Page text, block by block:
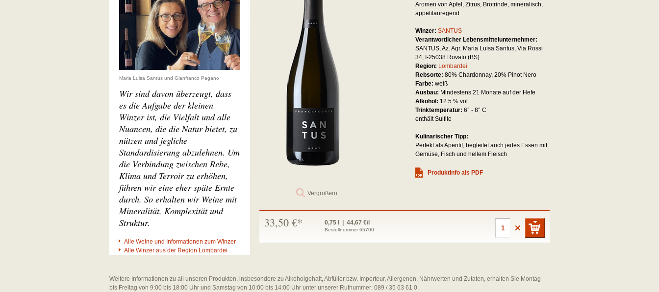
Vergrößern
Aromen von Apfel, Zitrus, Brotrinde, mineralisch,
appetitanregend
Winzer: SANTUS
Verantwortlicher Lebensmittelunternehmer:
SANTUS, Az. Agr. Maria Luisa Santus, Via Rossi
34, I-25038 Rovato (BS)
Region: Lombardei
Rebsorte: 80% Chardonnay, 20% Pinot Nero
Farbe: weiß
Ausbau: Mindestens 21 Monate auf der Hefe
Alkohol: 12.5 % vol
Trinktemperatur: 6° - 8° C
enthält Sulfite
Kulinarischer Tipp:
Perfekt als Aperitif, begleitet auch jedes Essen mit
Gemüse, Fisch und hellem Fleisch
Produktinfo als PDF
33,50 €* 0,75 l | 44,67 €/l
Bestellnummer 65700
Maria Luisa Santus und Gianfranco Pagano
Wir sind davon überzeugt, dass
es die Aufgabe der kleinen
Winzer ist, die Vielfalt und alle
Nuancen, die die Natur bietet, zu
nützen und jegliche
Standardisierung abzulehnen. Um
die Verbindung zwischen Rebe,
Klima und Terroir zu erhöhen,
führen wir eine eher späte Ernte
durch. So erhalten wir Weine mit
Mineralität, Komplexität und
Struktur.
Alle Weine und Informationen zum Winzer
Alle Winzer aus der Region Lombardei
Weitere Informationen zu all unseren Produkten, insbesondere zu Alkoholgehalt, Abfüller bzw. Importeur, Allergenen, Nährwerten und Zutaten, erhalten Sie Montag
bis Freitag von 9:00 bis 18:00 Uhr und Samstag von 10:00 bis 14:00 Uhr unter unserer Rufnummer: 089 / 35 63 61 0.